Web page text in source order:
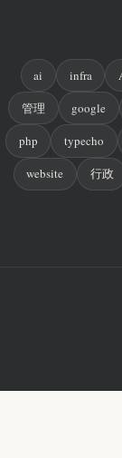
ai infra
管理 google
php typecho
website 行政